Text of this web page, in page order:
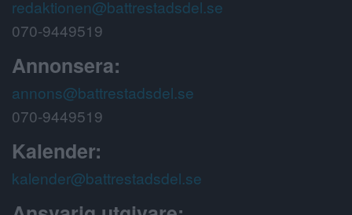
redaktionen@battrestadsdel.se
070-9449519
Annonsera:
annons@battrestadsdel.se
070-9449519
Kalender:
kalender@battrestadsdel.se